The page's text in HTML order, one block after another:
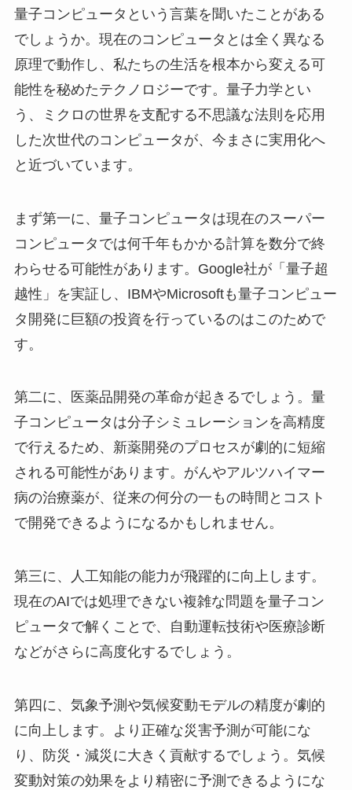
量子コンピュータという言葉を聞いたことがある
でしょうか。現在のコンピュータとは全く異なる
原理で動作し、私たちの生活を根本から変える可
能性を秘めたテクノロジーです。量子力学とい
う、ミクロの世界を支配する不思議な法則を応用
した次世代のコンピュータが、今まさに実用化へ
と近づいています。
まず第一に、量子コンピュータは現在のスーパー
コンピュータでは何千年もかかる計算を数分で終
わらせる可能性があります。Google社が「量子超
越性」を実証し、IBMやMicrosoftも量子コンピュー
タ開発に巨額の投資を行っているのはこのためで
す。
第二に、医薬品開発の革命が起きるでしょう。量
子コンピュータは分子シミュレーションを高精度
で行えるため、新薬開発のプロセスが劇的に短縮
される可能性があります。がんやアルツハイマー
病の治療薬が、従来の何分の一もの時間とコスト
で開発できるようになるかもしれません。
第三に、人工知能の能力が飛躍的に向上します。
現在のAIでは処理できない複雑な問題を量子コン
ピュータで解くことで、自動運転技術や医療診断
などがさらに高度化するでしょう。
第四に、気象予測や気候変動モデルの精度が劇的
に向上します。より正確な災害予測が可能にな
り、防災・減災に大きく貢献するでしょう。気候
変動対策の効果をより精密に予測できるようにな